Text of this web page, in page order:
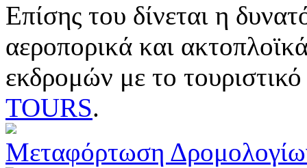
Επίσης του δίνεται η
αεροπορικά και
εκδρομών με το
TOURS.
Μεταφόρτωση